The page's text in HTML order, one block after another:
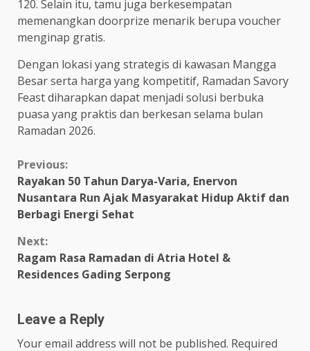
120. Selain itu, tamu juga berkesempatan
memenangkan doorprize menarik berupa voucher
menginap gratis.
Dengan lokasi yang strategis di kawasan Mangga
Besar serta harga yang kompetitif, Ramadan Savory
Feast diharapkan dapat menjadi solusi berbuka
puasa yang praktis dan berkesan selama bulan
Ramadan 2026.
Continue
Reading
Previous:
Rayakan 50 Tahun Darya-Varia, Enervon
Nusantara Run Ajak Masyarakat Hidup Aktif dan
Berbagi Energi Sehat
Next:
Ragam Rasa Ramadan di Atria Hotel &
Residences Gading Serpong
Leave a Reply
Your email address will not be published. Required